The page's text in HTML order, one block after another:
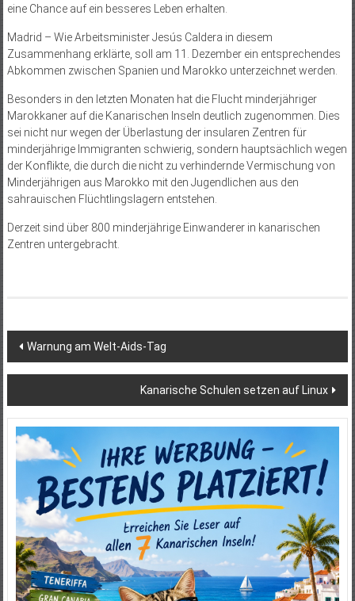
eine Chance auf ein besseres Leben erhalten.
Madrid – Wie Arbeitsminister Jesús Caldera in diesem
Zusammenhang erklärte, soll am 11. Dezember ein entsprechendes
Abkommen zwischen Spanien und Marokko unterzeichnet werden.
Besonders in den letzten Monaten hat die Flucht minderjähriger
Marokkaner auf die Kanarischen Inseln deutlich zugenommen. Dies
sei nicht nur wegen der Überlastung der insularen Zentren für
minderjährige Immigranten schwierig, sondern hauptsächlich wegen
der Konflikte, die durch die nicht zu verhindernde Vermischung von
Minderjährigen aus Marokko mit den Jugendlichen aus den
sahrauischen Flüchtlingslagern entstehen.
Derzeit sind über 800 minderjährige Einwanderer in kanarischen
Zentren untergebracht.
Beitragsnavigation
Warnung am Welt-Aids-Tag
Kanarische Schulen setzen auf Linux